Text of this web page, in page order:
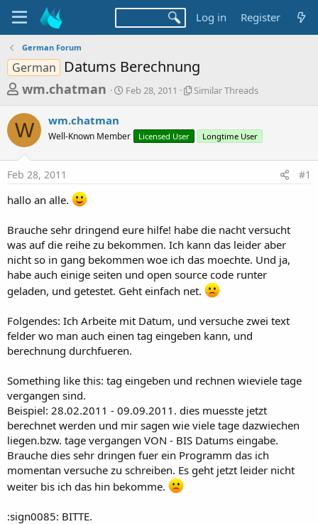
Log in Register
German Forum
German Datums Berechnung
T
r
e
a
d
s
a
r
t
e
wm.chatman
S
t
a
Feb 28, 2011
S
r
a
s
Similar Threads
W wm.chatman
Well-Known Member Licensed User Longtime User
Feb 28, 2011 #1
hallo an alle.
Brauche sehr dringend eure hilfe! habe die nacht versucht
was auf die reihe zu bekommen. Ich kann das leider aber
nicht so in gang bekommen woe ich das moechte. Und ja,
habe auch einige seiten und open source code runter
geladen, und getestet. Geht einfach net.
Folgendes: Ich Arbeite mit Datum, und versuche zwei text
felder wo man auch einen tag eingeben kann, und
berechnung durchfueren.
Something like this: tag eingeben und rechnen wieviele tage
vergangen sind.
Beispiel: 28.02.2011 - 09.09.2011. dies muesste jetzt
berechnet werden und mir sagen wie viele tage dazwiechen
liegen.bzw. tage vergangen VON - BIS Datums eingabe.
Brauche dies sehr dringen fuer ein Programm das ich
momentan versuche zu schreiben. Es geht jetzt leider nicht
weiter bis ich das hin bekomme.
:sign0085: BITTE.